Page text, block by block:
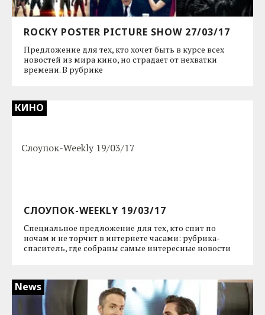
ROCKY POSTER PICTURE SHOW 27/03/17
Предложение для тех, кто хочет быть в курсе всех
новостей из мира кино, но страдает от нехватки
времени. В рубрике
КИНО
СЛОУПОК-WEEKLY 19/03/17
Специальное предложение для тех, кто спит по
ночам и не торчит в интернете часами: рубрика-
спаситель, где собраны самые интересные новости
News